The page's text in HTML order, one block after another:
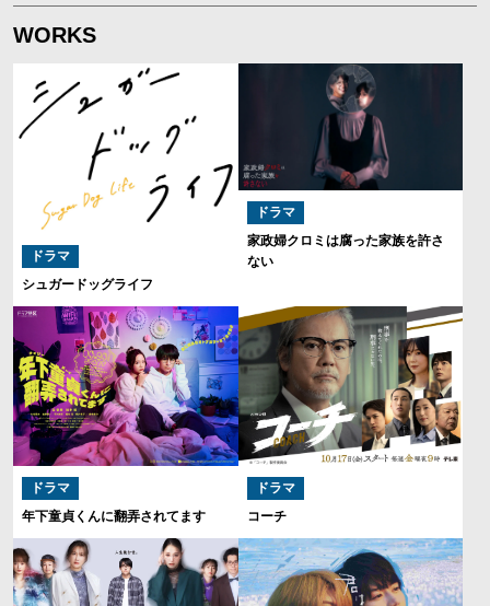
WORKS
ドラマ
シュガードッグライフ
ドラマ
家政婦クロミは腐った家族を許さ
ない
ドラマ
年下童貞くんに翻弄されてます
ドラマ
コーチ